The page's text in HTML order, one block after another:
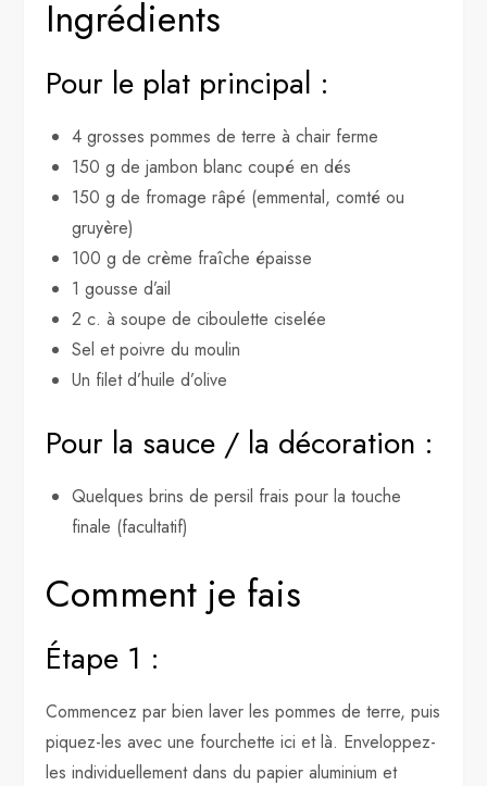
Ingrédients
Pour le plat principal :
4 grosses pommes de terre à chair ferme
150 g de jambon blanc coupé en dés
150 g de fromage râpé (emmental, comté ou
gruyère)
100 g de crème fraîche épaisse
1 gousse d’ail
2 c. à soupe de ciboulette ciselée
Sel et poivre du moulin
Un filet d’huile d’olive
Pour la sauce / la décoration :
Quelques brins de persil frais pour la touche
finale (facultatif)
Comment je fais
Étape 1 :
Commencez par bien laver les pommes de terre, puis
piquez-les avec une fourchette ici et là. Enveloppez-
les individuellement dans du papier aluminium et